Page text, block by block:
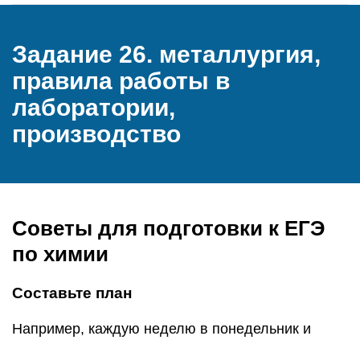
Задание 26. металлургия,
правила работы в
лаборатории,
производство
Советы для подготовки к ЕГЭ
по химии
Составьте план
Например, каждую неделю в понедельник и